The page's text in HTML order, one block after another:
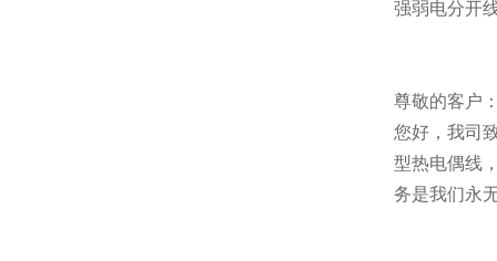
强弱电分开
尊敬的客户
您好，我司
型热电偶线
务是我们永